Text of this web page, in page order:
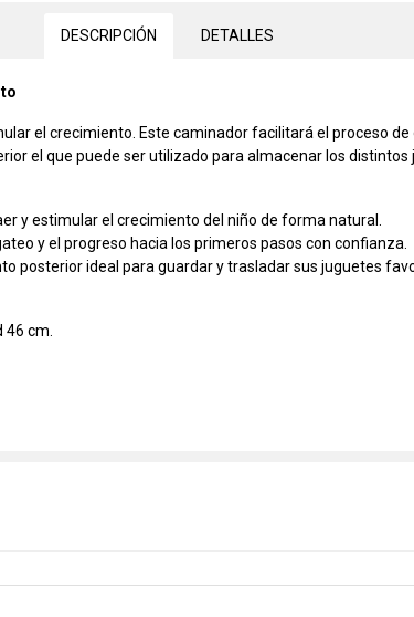
DESCRIPCIÓN DETALLES
el crecimiento. Este caminador facilitará el proceso
el que puede ser utilizado para almacenar los distintos
y estimular el crecimiento del niño de forma natural.
y el progreso hacia los primeros pasos con confianza.
posterior ideal para guardar y trasladar sus juguetes
cm.